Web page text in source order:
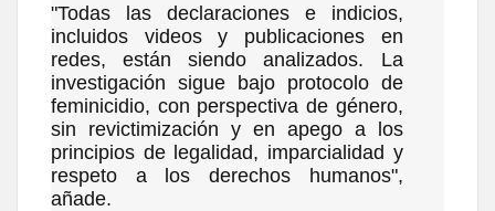
"Todas las declaraciones e indicios,
incluidos videos y publicaciones en
redes, están siendo analizados. La
investigación sigue bajo protocolo de
feminicidio, con perspectiva de género,
sin revictimización y en apego a los
principios de legalidad, imparcialidad y
respeto a los derechos humanos",
añade.